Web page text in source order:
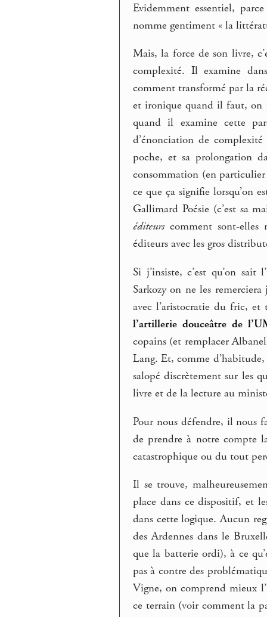
Evidemment essentiel,
nomme gentiment « la
Mais, la force de son livre,
complexité. Il examine
comment transformé par la
et ironique quand il faut, on
quand il examine cette
d’énonciation de
poche, et sa prolongation
consommation (en particulier
ce que ça signifie lorsqu’on
Gallimard Poésie (c’est sa
éditeurscomment sont-elles
éditeurs avec les gros
Si j’insiste, c’est qu’on
Sarkozy on ne les
avec l’aristocratie du fric,
l’artillerie douceâtre de
copains (et remplacer
Lang. Et, comme d’habitude,
salopé discrètement sur les
livre et de la lecture au
Pour nous défendre, il nous
de prendre à notre compte
catastrophique ou du tout
Il se trouve,
place dans ce dispositif, et
dans cette logique. Aucun
des Ardennes dans le
que la batterie ordi), à ce
pas à contre des
Vigne, on comprend mieux
ce terrain (voir comment la